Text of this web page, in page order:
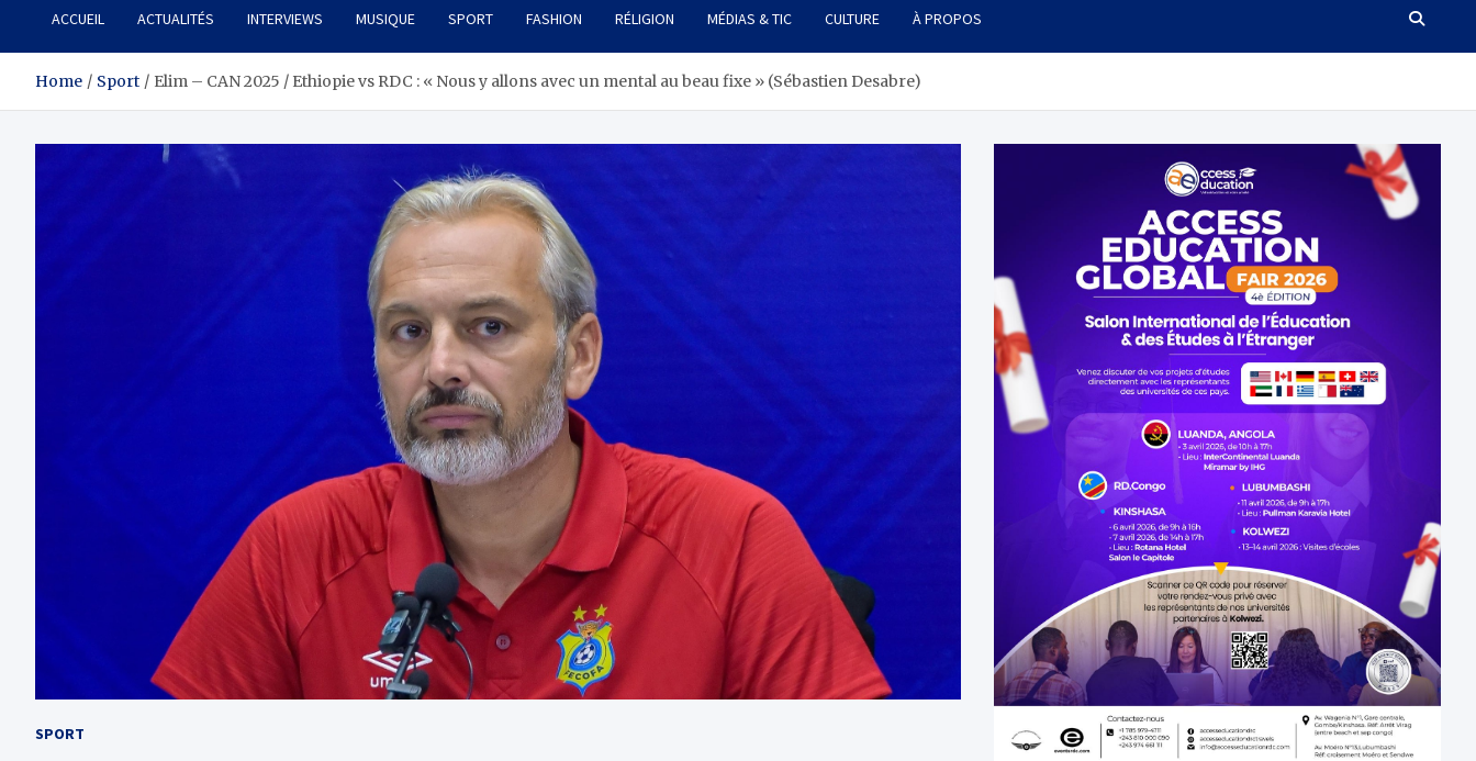
ACCUEIL ACTUALITÉS INTERVIEWS MUSIQUE SPORT FASHION RÉLIGION MÉDIAS & TIC CULTURE À PROPOS
Home Sport Elim – CAN 2025 / Ethiopie vs RDC : « Nous y allons avec un mental au beau fixe » (Sébastien Desabre)
SPORT